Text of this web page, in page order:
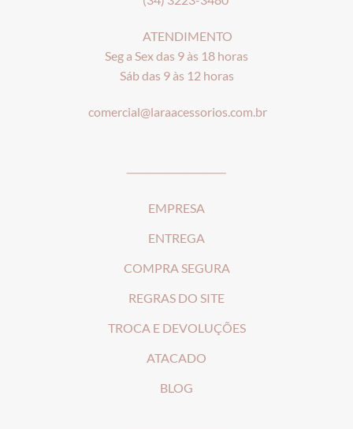
ATENDIMENTO
Seg a Sex das 9 às 18 horas
Sáb das 9 às 12 horas
comercial@laraacessorios.com.br
EMPRESA
ENTREGA
COMPRA SEGURA
REGRAS DO SITE
TROCA E DEVOLUÇÕES
ATACADO
BLOG